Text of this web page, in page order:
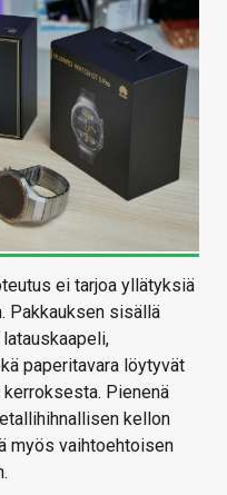
ei tarjoa yllätyksiä
Pakkauksen sisällä
paperitavara löytyvät
Pienenä
kellon
myös vaihtoehtoisen